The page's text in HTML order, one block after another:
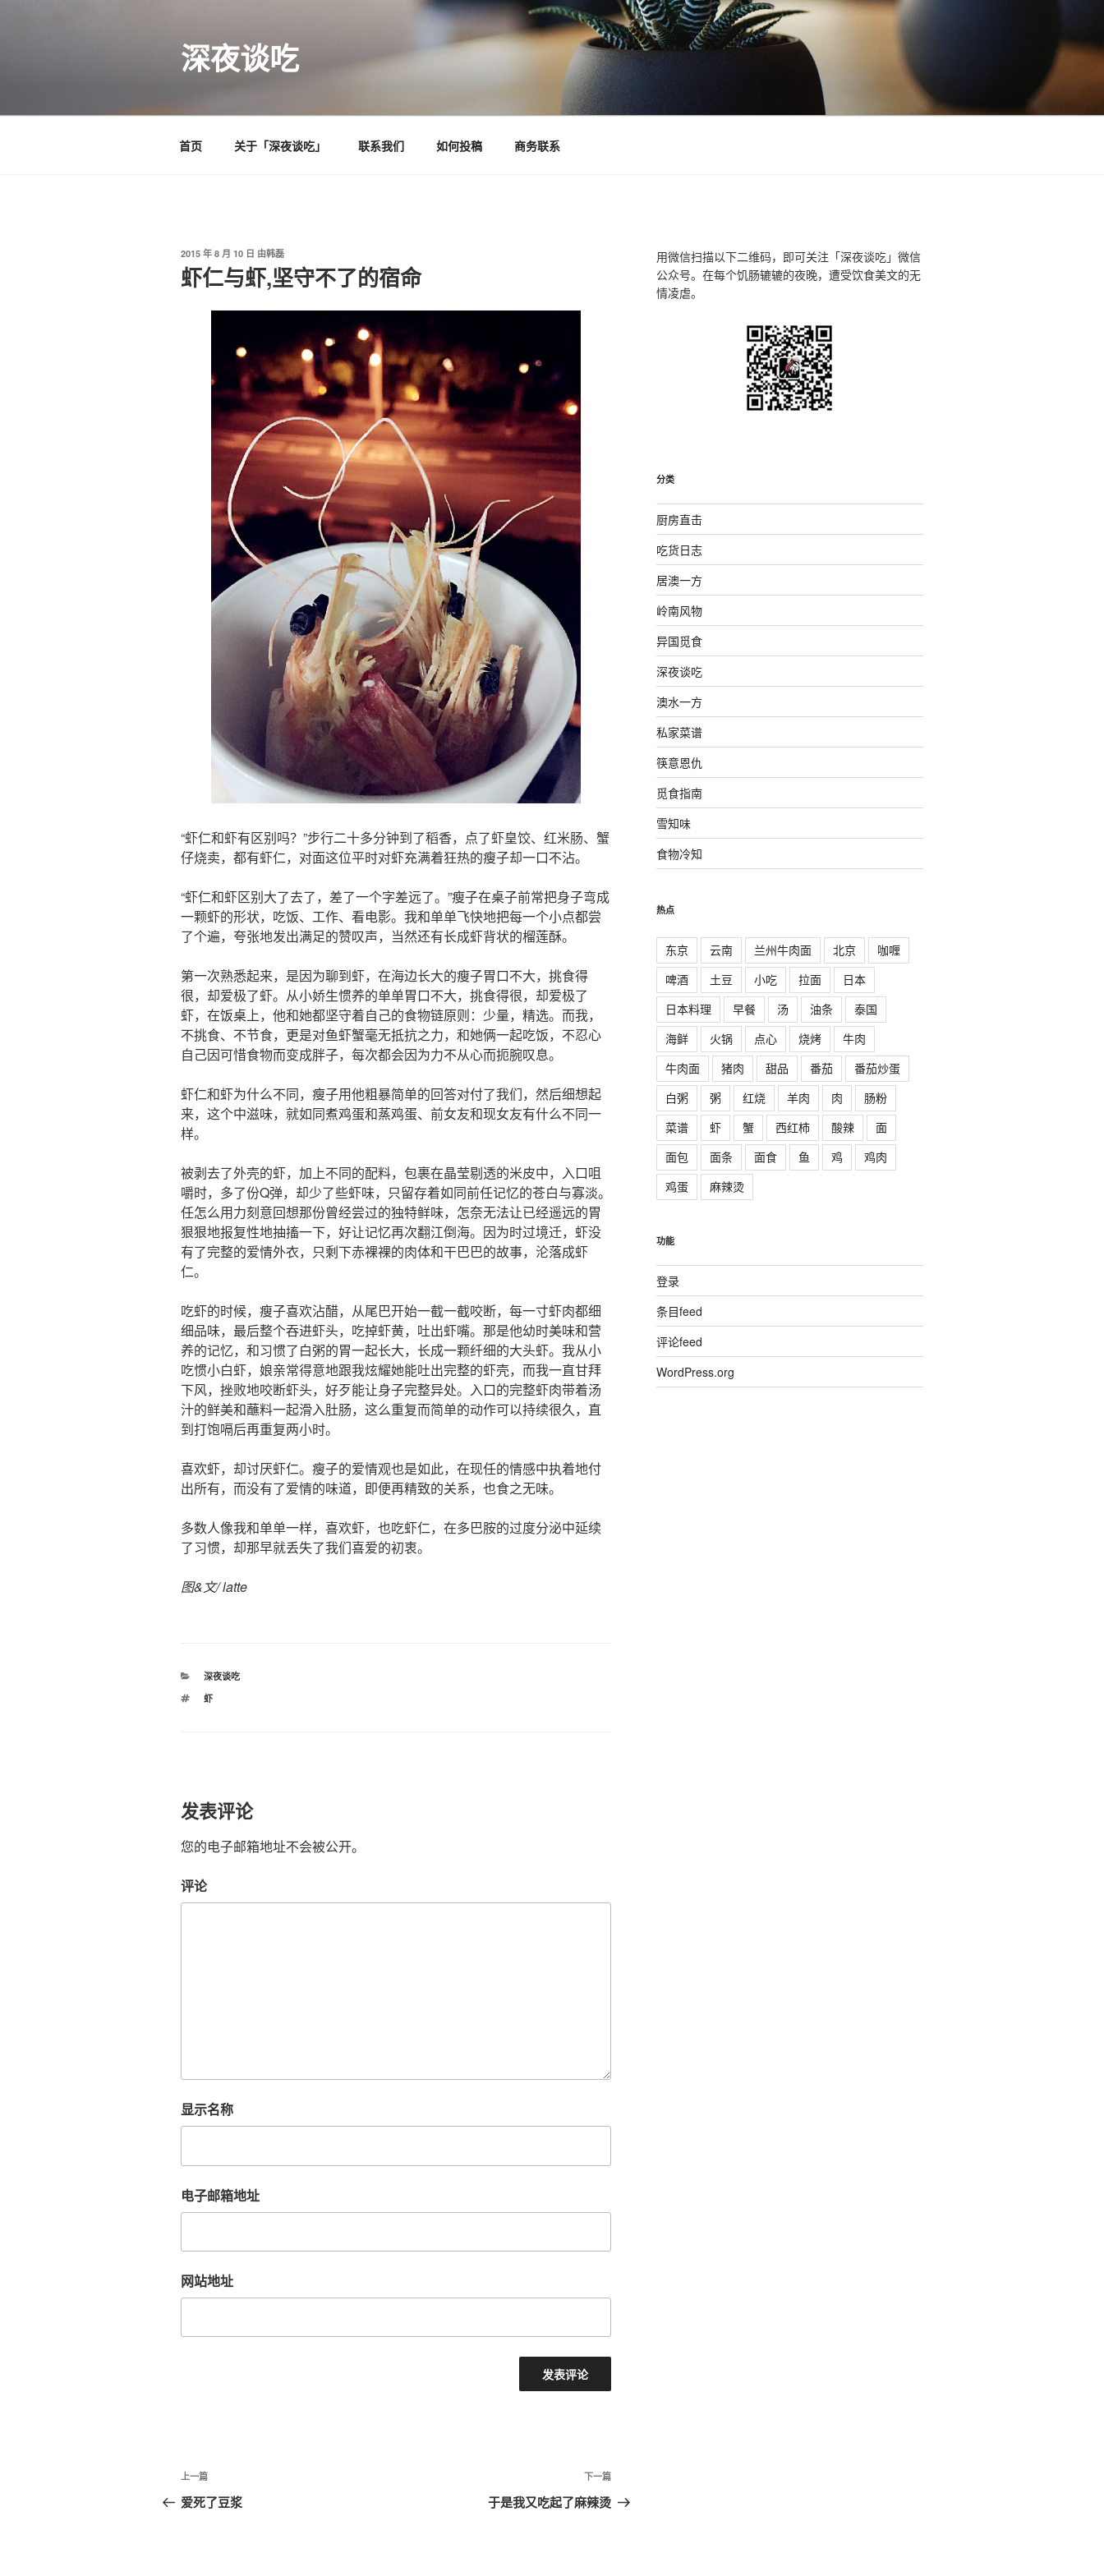
深夜谈吃
首页 关于「深夜谈吃」 联系我们 如何投稿 商务联系
发
布
于
2015 年 8 月 10 日 由韩磊
虾仁与虾,坚守不了的宿命
“虾仁和虾有区别吗？”步行二十多分钟到了稻香，点了虾皇饺、红米肠、蟹
仔烧卖，都有虾仁，对面这位平时对虾充满着狂热的瘦子却一口不沾。
“虾仁和虾区别大了去了，差了一个字差远了。”瘦子在桌子前常把身子弯成
一颗虾的形状，吃饭、工作、看电影。我和单单飞快地把每一个小点都尝
了个遍，夸张地发出满足的赞叹声，当然还有长成虾背状的榴莲酥。
第一次熟悉起来，是因为聊到虾，在海边长大的瘦子胃口不大，挑食得
很，却爱极了虾。从小娇生惯养的单单胃口不大，挑食得很，却爱极了
虾，在饭桌上，他和她都坚守着自己的食物链原则：少量，精选。而我，
不挑食、不节食，更是对鱼虾蟹毫无抵抗之力，和她俩一起吃饭，不忍心
自己因可惜食物而变成胖子，每次都会因为力不从心而扼腕叹息。
虾仁和虾为什么不同，瘦子用他粗暴简单的回答对付了我们，然后细想起
来，这个中滋味，就如同煮鸡蛋和蒸鸡蛋、前女友和现女友有什么不同一
样。
被剥去了外壳的虾，加上不同的配料，包裹在晶莹剔透的米皮中，入口咀
嚼时，多了份Q弹，却少了些虾味，只留存着如同前任记忆的苍白与寡淡。
任怎么用力刻意回想那份曾经尝过的独特鲜味，怎奈无法让已经遥远的胃
狠狠地报复性地抽搐一下，好让记忆再次翻江倒海。因为时过境迁，虾没
有了完整的爱情外衣，只剩下赤裸裸的肉体和干巴巴的故事，沦落成虾
仁。
吃虾的时候，瘦子喜欢沾醋，从尾巴开始一截一截咬断，每一寸虾肉都细
细品味，最后整个吞进虾头，吃掉虾黄，吐出虾嘴。那是他幼时美味和营
养的记忆，和习惯了白粥的胃一起长大，长成一颗纤细的大头虾。我从小
吃惯小白虾，娘亲常得意地跟我炫耀她能吐出完整的虾壳，而我一直甘拜
下风，挫败地咬断虾头，好歹能让身子完整异处。入口的完整虾肉带着汤
汁的鲜美和蘸料一起滑入肚肠，这么重复而简单的动作可以持续很久，直
到打饱嗝后再重复两小时。
喜欢虾，却讨厌虾仁。瘦子的爱情观也是如此，在现任的情感中执着地付
出所有，而没有了爱情的味道，即便再精致的关系，也食之无味。
多数人像我和单单一样，喜欢虾，也吃虾仁，在多巴胺的过度分泌中延续
了习惯，却那早就丢失了我们喜爱的初衷。
图&文/ latte
分
深夜谈吃
标
虾
发表评论
您的电子邮箱地址不会被公开。
评论
显示名称
电子邮箱地址
网站地址
文
章
上
一
上一篇
爱死了豆浆
下
一
下一篇
于是我又吃起了麻辣烫
用微信扫描以下二维码，即可关注「深夜谈吃」微信
公众号。在每个饥肠辘辘的夜晚，遭受饮食美文的无
情凌虐。
分类
厨房直击
吃货日志
居澳一方
岭南风物
异国觅食
深夜谈吃
澳水一方
私家菜谱
筷意恩仇
觅食指南
雪知味
食物冷知
热点
东京 云南 兰州牛肉面 北京
咖喱
啤酒
土豆 小吃 拉面
日本
日本料理
早餐 汤 油条
泰国
海鲜
火锅 点心 烧烤
牛肉
牛肉面
猪肉 甜品 番茄
番茄炒蛋
白粥
粥 红烧 羊肉 肉
肠粉
菜谱
虾 蟹 西红柿 酸辣
面
面包
面条 面食 鱼 鸡
鸡肉
鸡蛋
麻辣烫
功能
登录
条目feed
评论feed
WordPress.org